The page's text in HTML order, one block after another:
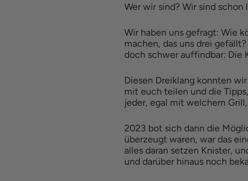
Wer wir sind? Wir sind schon
Wir haben uns gefragt: Wie
machen, das uns drei
doch schwer auffindbar: Die
Diesen Dreiklang konnten
mit euch teilen und die
jeder, egal mit welchem
2023 bot sich dann die
überzeugt waren, war das
alles daran setzen Knister,
und darüber hinaus noch